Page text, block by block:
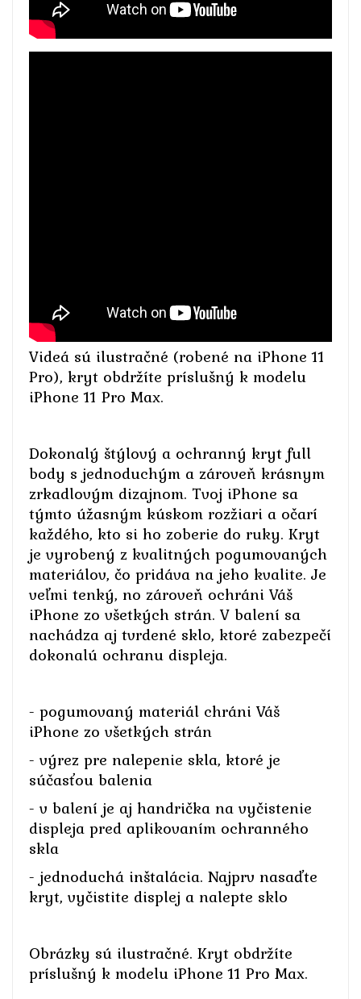
Videá sú ilustračné (robené na iPhone 11
Pro), kryt obdržíte príslušný k modelu
iPhone 11 Pro Max.
Dokonalý štýlový a ochranný kryt full
body s jednoduchým a zároveň krásnym
zrkadlovým dizajnom. Tvoj iPhone sa
týmto úžasným kúskom rozžiari a očarí
každého, kto si ho zoberie do ruky. Kryt
je vyrobený z kvalitných pogumovaných
materiálov, čo pridáva na jeho kvalite. Je
veľmi tenký, no zároveň ochráni Váš
iPhone zo všetkých strán. V balení sa
nachádza aj tvrdené sklo, ktoré zabezpečí
dokonalú ochranu displeja.
- pogumovaný materiál chráni Váš
iPhone zo všetkých strán
- výrez pre nalepenie skla, ktoré je
súčasťou balenia
- v balení je aj handrička na vyčistenie
displeja pred aplikovaním ochranného
skla
- jednoduchá inštalácia. Najprv nasaďte
kryt, vyčistite displej a nalepte sklo
Obrázky sú ilustračné. Kryt obdržíte
príslušný k modelu iPhone 11 Pro Max.